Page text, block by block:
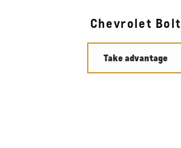
Chevrolet Bolt
Take advantage